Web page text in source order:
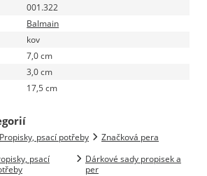
001.322
Balmain
kov
7,0 cm
3,0 cm
17,5 cm
Propisky, psací potřeby
Značková pera
psací
Dárkové sady propisek a
per